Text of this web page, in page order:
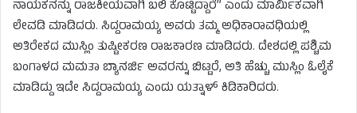
ನಾಯಕನನ್ನು ರಾಜಕೀಯವಾಗಿ ಬಲಿ ಕೊಟ್ಟಿದ್ದಾರೆ” ಎಂದು ಮಾರ್ಮಿಕವಾಗಿ
ಲೇವಡಿ ಮಾಡಿದರು. ಸಿದ್ದರಾಮಯ್ಯ ಅವರು ತಮ್ಮ ಅಧಿಕಾರಾವಧಿಯಲ್ಲಿ
ಅತಿರೇಕದ ಮುಸ್ಲಿಂ ತುಷ್ಟೀಕರಣ ರಾಜಕಾರಣ ಮಾಡಿದರು. ದೇಶದಲ್ಲಿ ಪಶ್ಚಿಮ
ಬಂಗಾಳದ ಮಮತಾ ಬ್ಯಾನರ್ಜಿ ಅವರನ್ನು ಬಿಟ್ಟರೆ, ಅತಿ ಹೆಚ್ಚು ಮುಸ್ಲಿಂ ಓಲೈಕೆ
ಮಾಡಿದ್ದು ಇದೇ ಸಿದ್ದರಾಮಯ್ಯ ಎಂದು ಯತ್ನಾಳ್ ಕಿಡಿಕಾರಿದರು.